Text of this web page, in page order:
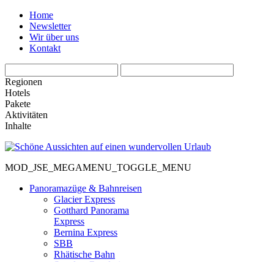
Home
Newsletter
Wir über uns
Kontakt
Regionen
Hotels
Pakete
Aktivitäten
Inhalte
MOD_JSE_MEGAMENU_TOGGLE_MENU
Panoramazüge & Bahnreisen
Glacier Express
Gotthard Panorama
Express
Bernina Express
SBB
Rhätische Bahn